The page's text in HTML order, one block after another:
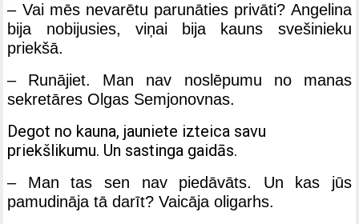
– Vai mēs nevarētu parunāties privāti? Angelina
bija nobijusies, viņai bija kauns svešinieku
priekšā.
– Runājiet. Man nav noslēpumu no manas
sekretāres Olgas Semjonovnas.
Degot no kauna, jauniete izteica savu
priekšlikumu. Un sastinga gaidās.
– Man tas sen nav piedāvāts. Un kas jūs
pamudināja tā darīt? Vaicāja oligarhs.